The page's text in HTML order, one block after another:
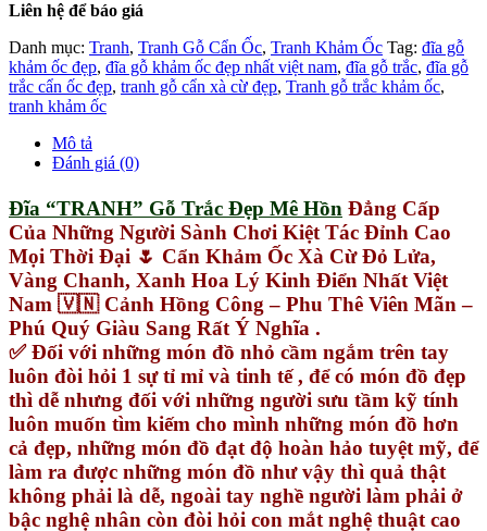
Liên hệ để báo giá
Danh mục: Tranh, Tranh Gỗ Cẩn Ốc, Tranh Khảm Ốc Tag: đĩa gỗ
khảm ốc đẹp, đĩa gỗ khảm ốc đẹp nhất việt nam, đĩa gỗ trắc, đĩa gỗ
trắc cẩn ốc đẹp, tranh gỗ cẩn xà cừ đẹp, Tranh gỗ trắc khảm ốc,
tranh khảm ốc
Mô tả
Đánh giá (0)
Đĩa “TRANH” Gỗ Trắc Đẹp Mê Hồn Đẳng Cấp
Của Những Người Sành Chơi Kiệt Tác Đỉnh Cao
Mọi Thời Đại 🌷 Cẩn Khảm Ốc Xà Cừ Đỏ Lửa,
Vàng Chanh, Xanh Hoa Lý Kinh Điển Nhất Việt
Nam 🇻🇳 Cảnh Hồng Công – Phu Thê Viên Mãn –
Phú Quý Giàu Sang Rất Ý Nghĩa .
✅ Đối với những món đồ nhỏ cầm ngắm trên tay
luôn đòi hỏi 1 sự tỉ mỉ và tinh tế , để có món đồ đẹp
thì dễ nhưng đối với những người sưu tầm kỹ tính
luôn muốn tìm kiếm cho mình những món đồ hơn
cả đẹp, những món đồ đạt độ hoàn hảo tuyệt mỹ, để
làm ra được những món đồ như vậy thì quả thật
không phải là dễ, ngoài tay nghề người làm phải ở
bậc nghệ nhân còn đòi hỏi con mắt nghệ thuật cao